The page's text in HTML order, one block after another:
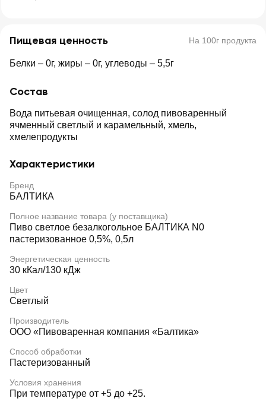
Пищевая ценность На 100г продукта
Белки – 0г, жиры – 0г, углеводы – 5,5г
Состав
Вода питьевая очищенная, солод пивоваренный
ячменный светлый и карамельный, хмель,
хмелепродукты
Характеристики
Бренд
БАЛТИКА
Полное название товара (у поставщика)
Пиво светлое безалкогольное БАЛТИКА N0
пастеризованное 0,5%, 0,5л
Энергетическая ценность
30 кКал/130 кДж
Цвет
Светлый
Производитель
ООО «Пивоваренная компания «Балтика»
Способ обработки
Пастеризованный
Условия хранения
При температуре от +5 до +25.